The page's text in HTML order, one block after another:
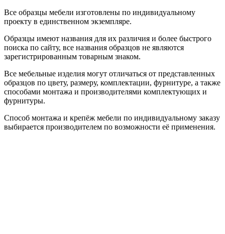
Все образцы мебели изготовлены по индивидуальному
проекту в единственном экземпляре.
Образцы имеют названия для их различия и более быстрого
поиска по сайту, все названия образцов не являются
зарегистрированным товарным знаком.
Все мебельные изделия могут отличаться от представленных
образцов по цвету, размеру, комплектации, фурнитуре, а также
способами монтажа и производителями комплектующих и
фурнитуры.
Способ монтажа и крепёж мебели по индивидуальному заказу
выбирается производителем по возможности её применения.